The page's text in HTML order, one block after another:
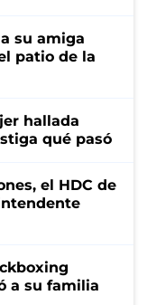
su amiga
patio de la
hallada
qué pasó
el HDC de
a su familia